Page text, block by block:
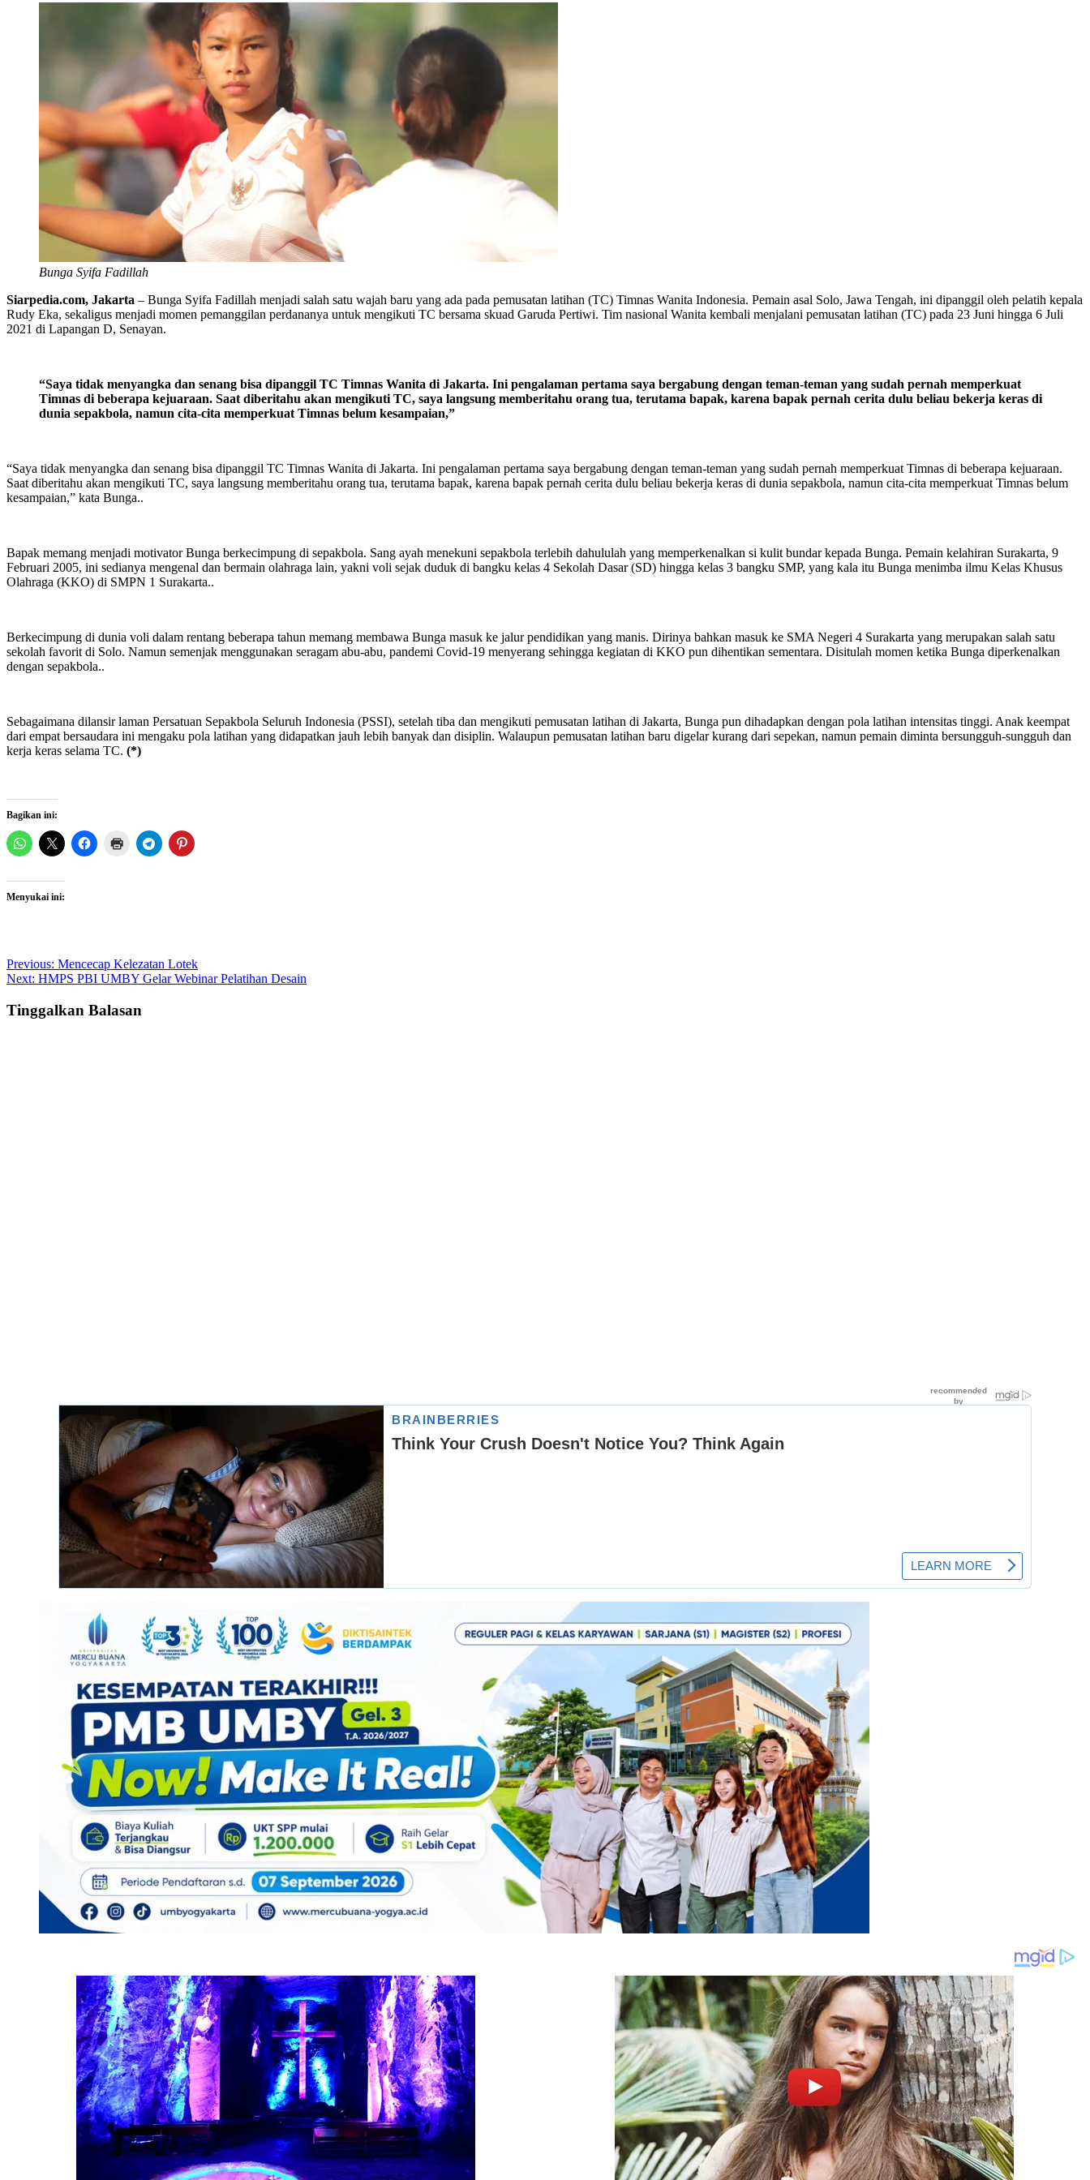
Bunga Syifa Fadillah
Siarpedia.com, Jakarta – Bunga Syifa Fadillah menjadi salah satu wajah baru yang ada pada pemusatan latihan (TC) Timnas Wanita Indonesia. Pemain asal Solo, Jawa Tengah, ini dipanggil oleh pelatih kepala
Rudy Eka, sekaligus menjadi momen pemanggilan perdananya untuk mengikuti TC bersama skuad Garuda Pertiwi. Tim nasional Wanita kembali menjalani pemusatan latihan (TC) pada 23 Juni hingga 6 Juli
2021 di Lapangan D, Senayan.
“Saya tidak menyangka dan senang bisa dipanggil TC Timnas Wanita di Jakarta. Ini pengalaman pertama saya bergabung dengan teman-teman yang sudah pernah memperkuat
Timnas di beberapa kejuaraan. Saat diberitahu akan mengikuti TC, saya langsung memberitahu orang tua, terutama bapak, karena bapak pernah cerita dulu beliau bekerja keras di
dunia sepakbola, namun cita-cita memperkuat Timnas belum kesampaian,”
“Saya tidak menyangka dan senang bisa dipanggil TC Timnas Wanita di Jakarta. Ini pengalaman pertama saya bergabung dengan teman-teman yang sudah pernah memperkuat Timnas di beberapa kejuaraan.
Saat diberitahu akan mengikuti TC, saya langsung memberitahu orang tua, terutama bapak, karena bapak pernah cerita dulu beliau bekerja keras di dunia sepakbola, namun cita-cita memperkuat Timnas belum
kesampaian,” kata Bunga..
Bapak memang menjadi motivator Bunga berkecimpung di sepakbola. Sang ayah menekuni sepakbola terlebih dahululah yang memperkenalkan si kulit bundar kepada Bunga. Pemain kelahiran Surakarta, 9
Februari 2005, ini sedianya mengenal dan bermain olahraga lain, yakni voli sejak duduk di bangku kelas 4 Sekolah Dasar (SD) hingga kelas 3 bangku SMP, yang kala itu Bunga menimba ilmu Kelas Khusus
Olahraga (KKO) di SMPN 1 Surakarta..
Berkecimpung di dunia voli dalam rentang beberapa tahun memang membawa Bunga masuk ke jalur pendidikan yang manis. Dirinya bahkan masuk ke SMA Negeri 4 Surakarta yang merupakan salah satu
sekolah favorit di Solo. Namun semenjak menggunakan seragam abu-abu, pandemi Covid-19 menyerang sehingga kegiatan di KKO pun dihentikan sementara. Disitulah momen ketika Bunga diperkenalkan
dengan sepakbola..
Sebagaimana dilansir laman Persatuan Sepakbola Seluruh Indonesia (PSSI), setelah tiba dan mengikuti pemusatan latihan di Jakarta, Bunga pun dihadapkan dengan pola latihan intensitas tinggi. Anak keempat
dari empat bersaudara ini mengaku pola latihan yang didapatkan jauh lebih banyak dan disiplin. Walaupun pemusatan latihan baru digelar kurang dari sepekan, namun pemain diminta bersungguh-sungguh dan
kerja keras selama TC. (*)
Bagikan ini:
Menyukai ini:
Post
navigation
Previous: Mencecap Kelezatan Lotek
Next: HMPS PBI UMBY Gelar Webinar Pelatihan Desain
Tinggalkan Balasan